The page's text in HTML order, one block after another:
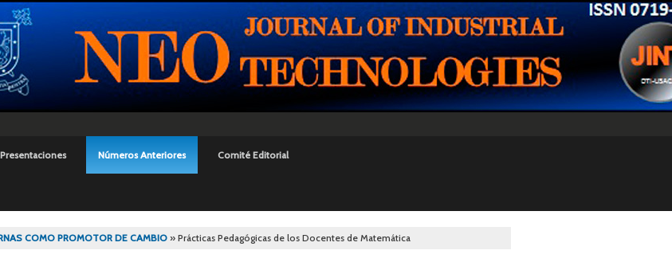
contenido
principal
Presentaciones Números Anteriores Comité Editorial
COMO PROMOTOR DE CAMBIO» Prácticas Pedagógicas de los Docentes de Matemática